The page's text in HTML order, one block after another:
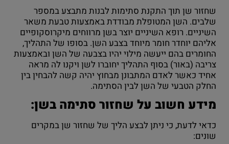
שחזור שן תוך התקנת סתימות לבנות מתבצע במספר
שלבים. השן המטופלת מבודדת באמצעות טבעת משאר
השיניים. רופא השיניים יוצר בשן מרווחים מיקרוסקופיים
אליהם יוחדר חומר מיוחד בצבע השן. בסופו של התהליך,
החומרים בהם ייעשה מילוי יהיו בצבעה של השן ובאמצעות
צריבה (באור) בסוף התהליך יחוברו לשן ויקנו לה מראה
אחיד כאשר לאדם המתבונן מבחוץ יהיה קשה להבחין בין
החלק הטבעי של השן לבין הסתימה.
מידע חשוב על שחזור סתימה בשן:
כדאי לדעת, כי ניתן לבצע הליך של שחזור שן במקרים
שונים: